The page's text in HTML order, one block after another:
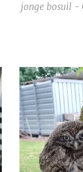
jonge bosuil -